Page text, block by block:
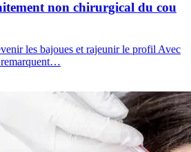
non chirurgical du cou
les bajoues et rajeunir le profil Avec
remarquent…